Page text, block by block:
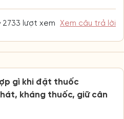
2733 lượt xem Xem câu trả lời
gì khi đặt thuốc
kháng thuốc, giữ cân